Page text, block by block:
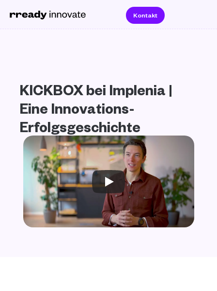
Kontakt
KICKBOX bei Implenia |
Eine Innovations-
Erfolgsgeschichte